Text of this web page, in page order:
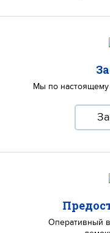
Мы по
Оперативный